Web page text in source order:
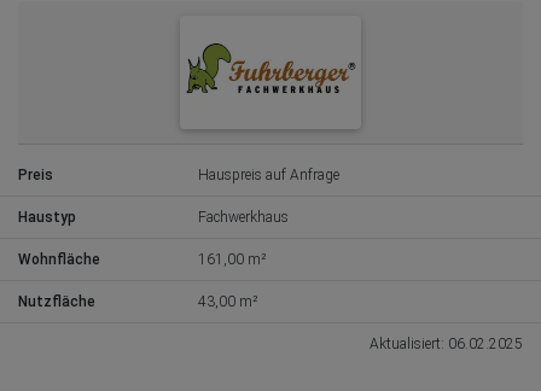
Preis Hauspreis auf Anfrage
Haustyp Fachwerkhaus
Wohnfläche 161,00 m²
Nutzfläche 43,00 m²
Aktualisiert: 06.02.2025